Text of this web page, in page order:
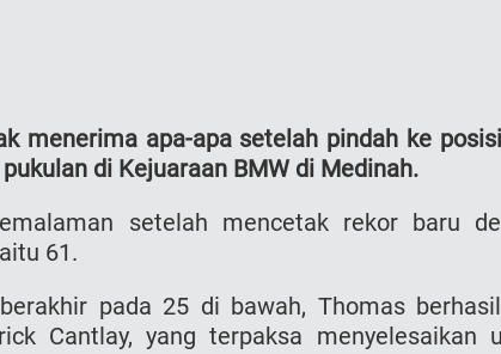
menerima apa-apa setelah pindah ke
di Kejuaraan BMW di Medinah.
setelah mencetak rekor baru
61.
pada 25 di bawah, Thomas
Cantlay, yang terpaksa menyelesaikan